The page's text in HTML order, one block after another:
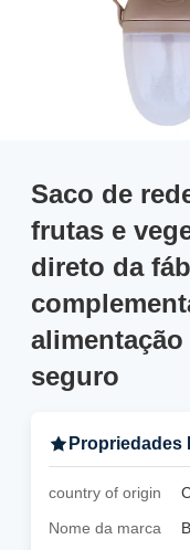
Saco de
frutas e
direto da
seguro
Propriedades
country of origin
Nome da marca